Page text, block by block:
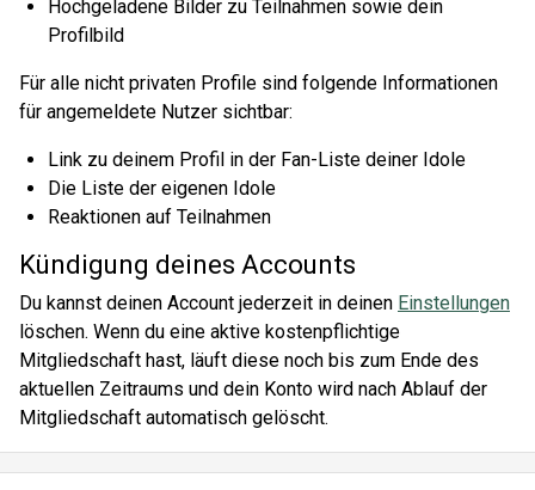
Hochgeladene Bilder zu Teilnahmen sowie dein
Profilbild
Für alle nicht privaten Profile sind folgende Informationen
für angemeldete Nutzer sichtbar:
Link zu deinem Profil in der Fan-Liste deiner Idole
Die Liste der eigenen Idole
Reaktionen auf Teilnahmen
Kündigung deines Accounts
Du kannst deinen Account jederzeit in deinen Einstellungen
löschen. Wenn du eine aktive kostenpflichtige
Mitgliedschaft hast, läuft diese noch bis zum Ende des
aktuellen Zeitraums und dein Konto wird nach Ablauf der
Mitgliedschaft automatisch gelöscht.